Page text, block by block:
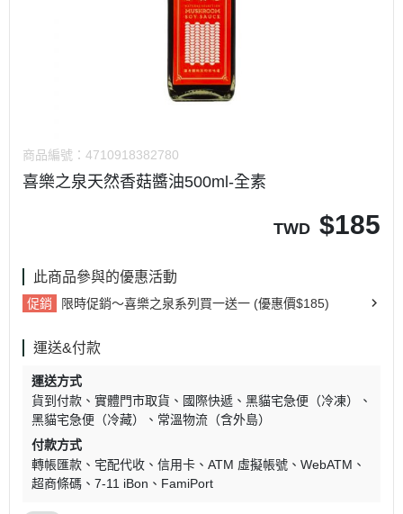
商品編號： 4710918382780
喜樂之泉天然香菇醬油500ml-全素
TWD $185
此商品參與的優惠活動
促銷 限時促銷～喜樂之泉系列買一送一 (優惠價$185)
運送&付款
運送方式
貨到付款
實體門市取貨 國際快遞
黑貓宅急便（冷凍）
黑貓宅急便（冷藏）
常溫物流（含外島）
付款方式
轉帳匯款
宅配代收 信用卡 ATM 虛擬帳號
WebATM
超商條碼
7-11 iBon FamiPort